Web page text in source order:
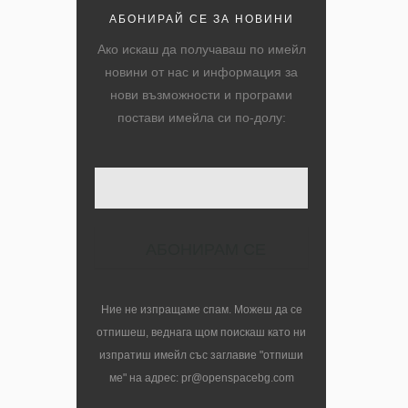
АБОНИРАЙ СЕ ЗА НОВИНИ
Ако искаш да получаваш по имейл
новини от нас и информация за
нови възможности и програми
постави имейла си по-долу:
Ние не изпращаме спам. Можеш да се
отпишеш, веднага щом поискаш като ни
изпратиш имейл със заглавие "отпиши
ме" на адрес: pr@openspacebg.com